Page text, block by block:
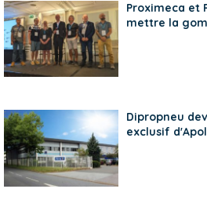
Proximeca et
mettre la
Dipropneu
exclusif